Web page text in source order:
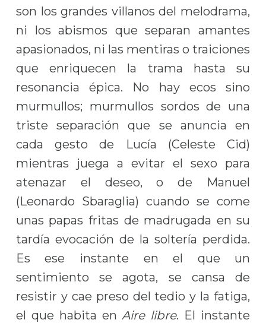
son los grandes villanos del melodrama,
ni los abismos que separan amantes
apasionados, ni las mentiras o traiciones
que enriquecen la trama hasta su
resonancia épica. No hay ecos sino
murmullos; murmullos sordos de una
triste separación que se anuncia en
cada gesto de Lucía (Celeste Cid)
mientras juega a evitar el sexo para
atenazar el deseo, o de Manuel
(Leonardo Sbaraglia) cuando se come
unas papas fritas de madrugada en su
tardía evocación de la soltería perdida.
Es ese instante en el que un
sentimiento se agota, se cansa de
resistir y cae preso del tedio y la fatiga,
el que habita enAire libre. El instante